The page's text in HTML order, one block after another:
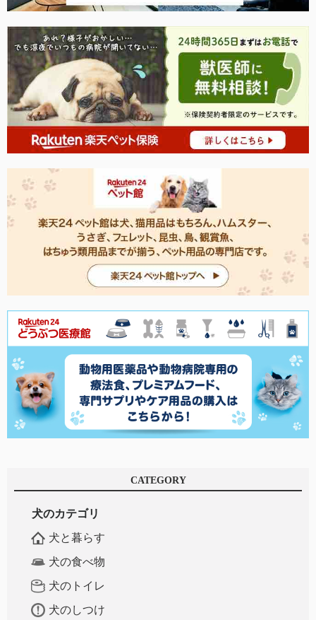
CATEGORY
犬のカテゴリ
犬と暮らす
犬の食べ物
犬のトイレ
犬のしつけ